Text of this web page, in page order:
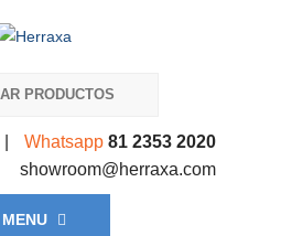
Whatsapp 81 2353 2020
showroom@herraxa.com
MENU